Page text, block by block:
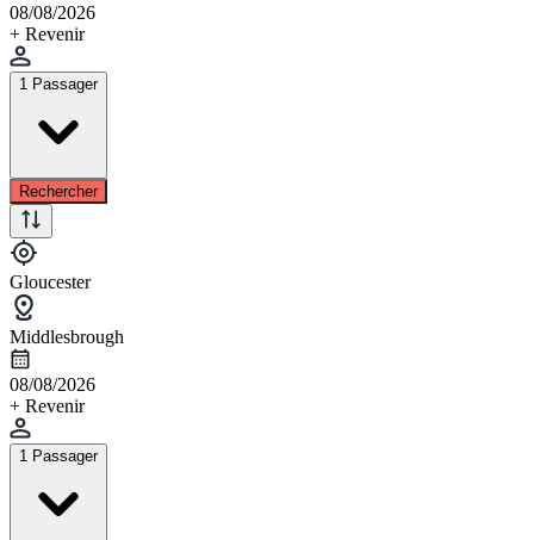
08/08/2026
+ Revenir
1 Passager
Rechercher
Gloucester
Middlesbrough
08/08/2026
+ Revenir
1 Passager